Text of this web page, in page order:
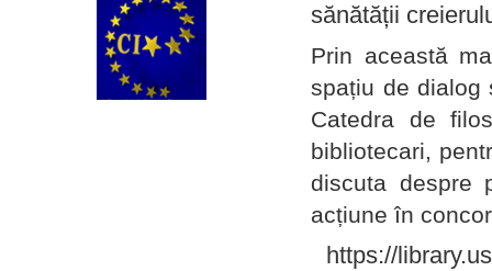
sănătății
Prin această
spațiu de dialog
Catedra de
bibliotecari,
discuta despre
acțiune în
https://